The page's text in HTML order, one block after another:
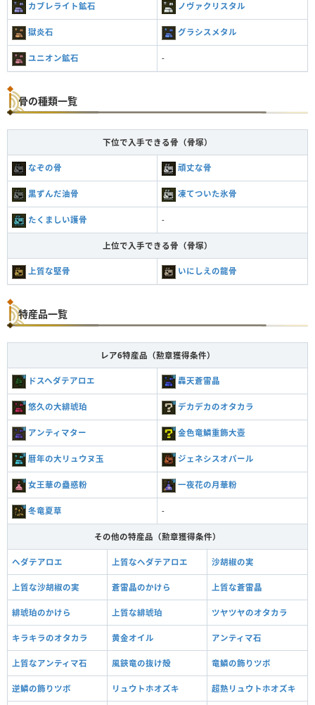
カブレライト鉱石 ノヴァクリスタル
獄炎石 グラシスメタル
ユニオン鉱石 -
骨の種類一覧
下位で入手できる骨（骨塚）
なぞの骨 頑丈な骨
黒ずんだ油骨 凍てついた氷骨
たくましい護骨 -
上位で入手できる骨（骨塚）
上質な堅骨 いにしえの龍骨
特産品一覧
レア6特産品（勲章獲得条件）
ドスヘダテアロエ 轟天蒼雷晶
悠久の大緋琥珀 デカデカのオタカラ
アンティマター 金色竜鱗重飾大壺
暦年の大リュウヌ玉 ジェネシスオパール
女王華の蠱惑粉 一夜花の月華粉
冬竜夏草 -
その他の特産品（勲章獲得条件）
ヘダテアロエ 上質なヘダテアロエ 沙胡椒の実
上質な沙胡椒の実 蒼雷晶のかけら 上質な蒼雷晶
緋琥珀のかけら 上質な緋琥珀 ツヤツヤのオタカラ
キラキラのオタカラ 黄金オイル アンティマ石
上質なアンティマ石 風鋏竜の抜け殻 竜鱗の飾りツボ
逆鱗の飾りツボ リュウトホオズキ 超熟リュウトホオズキ